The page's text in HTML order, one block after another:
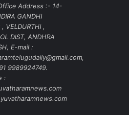
Address :- 14-
GANDHI
VELDURTHI ,
DIST, ANDHRA
E-mail :
9989924749.
: